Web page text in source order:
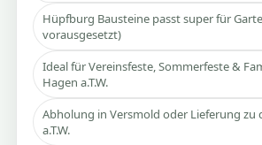
Hüpfburg Bausteine passt super für
vorausgesetzt)
Ideal für Vereinsfeste, Sommerfeste &
Hagen a.T.W.
Abholung in Versmold oder Lieferung zu
a.T.W.